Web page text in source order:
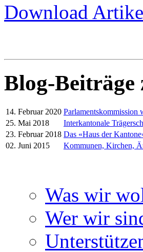
Download
Blog-
14. Februar 2020 Parlamentskommission
25. Mai 2018
Interkantonale
23. Februar 2018 Das «Haus der
02. Juni 2015
Kommunen, Kirchen,
Was wir
Wer wir